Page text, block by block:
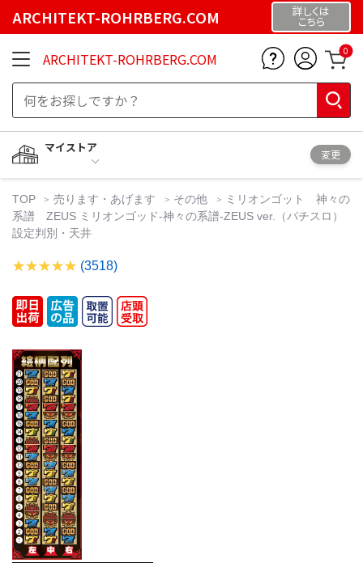
ARCHITEKT-ROHRBERG.COM 詳しくは
こちら
ARCHITEKT-ROHRBERG.COM 0
マイストア
変更
TOP 売ります・あげます その他
ミリオンゴット 神々の
系譜 ZEUS ミリオンゴッド-神々の系譜-ZEUS ver.（パチスロ）
設定判別・天井
(3518)